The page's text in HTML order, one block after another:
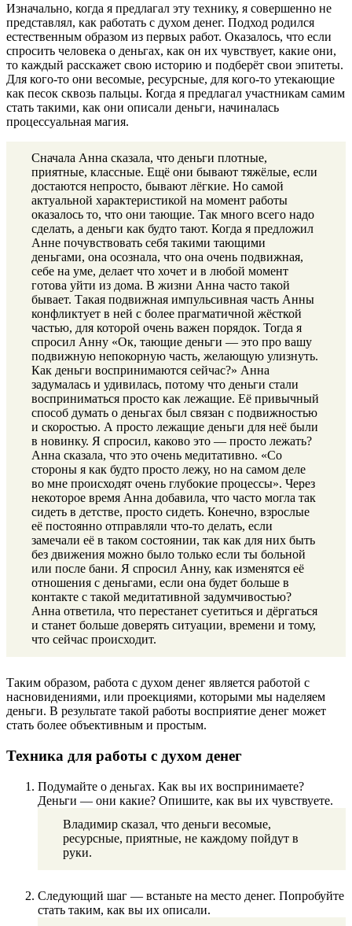
Изначально, когда я предлагал эту технику, я совершенно не
представлял, как работать с духом денег. Подход родился
естественным образом из первых работ. Оказалось, что если
спросить человека о деньгах, как он их чувствует, какие они,
то каждый расскажет свою историю и подберёт свои эпитеты.
Для кого-то они весомые, ресурсные, для кого-то утекающие
как песок сквозь пальцы. Когда я предлагал участникам самим
стать такими, как они описали деньги, начиналась
процессуальная магия.
Сначала Анна сказала, что деньги плотные,
приятные, классные. Ещё они бывают тяжёлые, если
достаются непросто, бывают лёгкие. Но самой
актуальной характеристикой на момент работы
оказалось то, что они тающие. Так много всего надо
сделать, а деньги как будто тают. Когда я предложил
Анне почувствовать себя такими тающими
деньгами, она осознала, что она очень подвижная,
себе на уме, делает что хочет и в любой момент
готова уйти из дома. В жизни Анна часто такой
бывает. Такая подвижная импульсивная часть Анны
конфликтует в ней с более прагматичной жёсткой
частью, для которой очень важен порядок. Тогда я
спросил Анну «Ок, тающие деньги — это про вашу
подвижную непокорную часть, желающую улизнуть.
Как деньги воспринимаются сейчас?» Анна
задумалась и удивилась, потому что деньги стали
восприниматься просто как лежащие. Её привычный
способ думать о деньгах был связан с подвижностью
и скоростью. А просто лежащие деньги для неё были
в новинку. Я спросил, каково это — просто лежать?
Анна сказала, что это очень медитативно. «Со
стороны я как будто просто лежу, но на самом деле
во мне происходят очень глубокие процессы». Через
некоторое время Анна добавила, что часто могла так
сидеть в детстве, просто сидеть. Конечно, взрослые
её постоянно отправляли что-то делать, если
замечали её в таком состоянии, так как для них быть
без движения можно было только если ты больной
или после бани. Я спросил Анну, как изменятся её
отношения с деньгами, если она будет больше в
контакте с такой медитативной задумчивостью?
Анна ответила, что перестанет суетиться и дёргаться
и станет больше доверять ситуации, времени и тому,
что сейчас происходит.
Таким образом, работа с духом денег является работой с
насновидениями, или проекциями, которыми мы наделяем
деньги. В результате такой работы восприятие денег может
стать более объективным и простым.
Техника для работы с духом денег
Подумайте о деньгах. Как вы их воспринимаете?
Деньги — они какие? Опишите, как вы их чувствуете.
Владимир сказал, что деньги весомые,
ресурсные, приятные, не каждому пойдут в
руки.
Следующий шаг — встаньте на место денег. Попробуйте
стать таким, как вы их описали.